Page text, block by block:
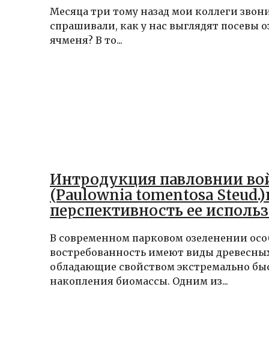
Месяца три тому назад мои коллеги
спрашивали, как у нас выглядят посевы
ячменя? В то...
Интродукция павловнии
(Paulownia tomentosa
перспективность ее
В современном парковом озеленении
востребованность имеют виды
обладающие свойством экстремально
накопления биомассы. Одним из...